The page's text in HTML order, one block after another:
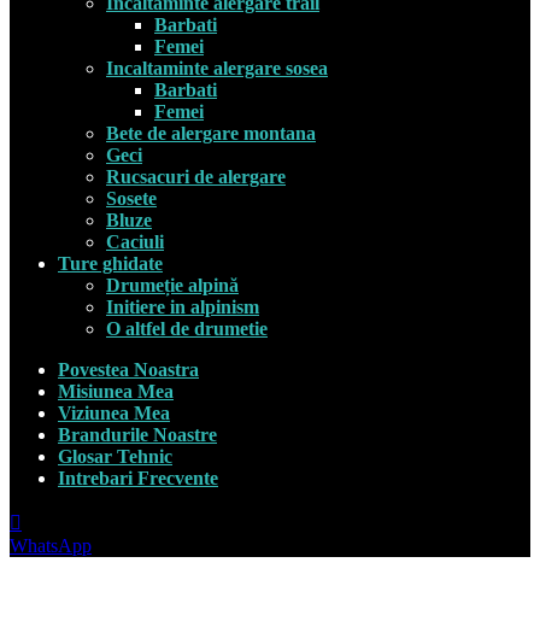
Barbati
Femei
Incaltaminte alergare sosea
Barbati
Femei
Bete de alergare montana
Geci
Rucsacuri de alergare
Sosete
Bluze
Caciuli
Ture ghidate
Drumeție alpină
Initiere in alpinism
O altfel de drumetie
Povestea Noastra
Misiunea Mea
Viziunea Mea
Brandurile Noastre
Glosar Tehnic
Intrebari Frecvente
WhatsApp